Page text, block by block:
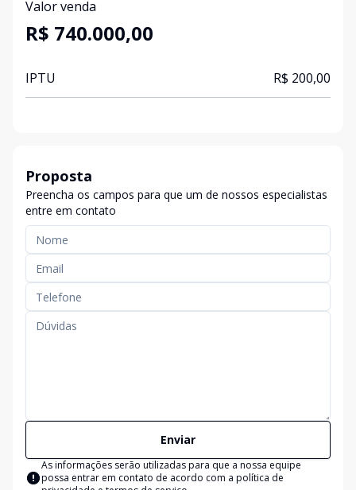
Valor venda
R$ 740.000,00
IPTU R$ 200,00
Proposta
Preencha os campos para que um de nossos especialistas
entre em contato
Enviar
As informações serão utilizadas para que a nossa equipe
possa entrar em contato de acordo com a política de